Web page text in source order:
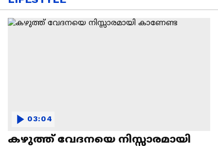
കഴുത്ത് വേദനയെ നിസ്സാരമായി
03:04